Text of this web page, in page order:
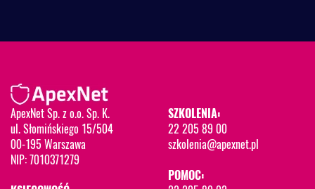
ApexNet Sp. z o.o. Sp. K.
ul. Słomińskiego 15/504
00-195 Warszawa
NIP: 7010371279
SZKOLENIA:
22 205 89 00
szkolenia@apexnet.pl
POMOC: